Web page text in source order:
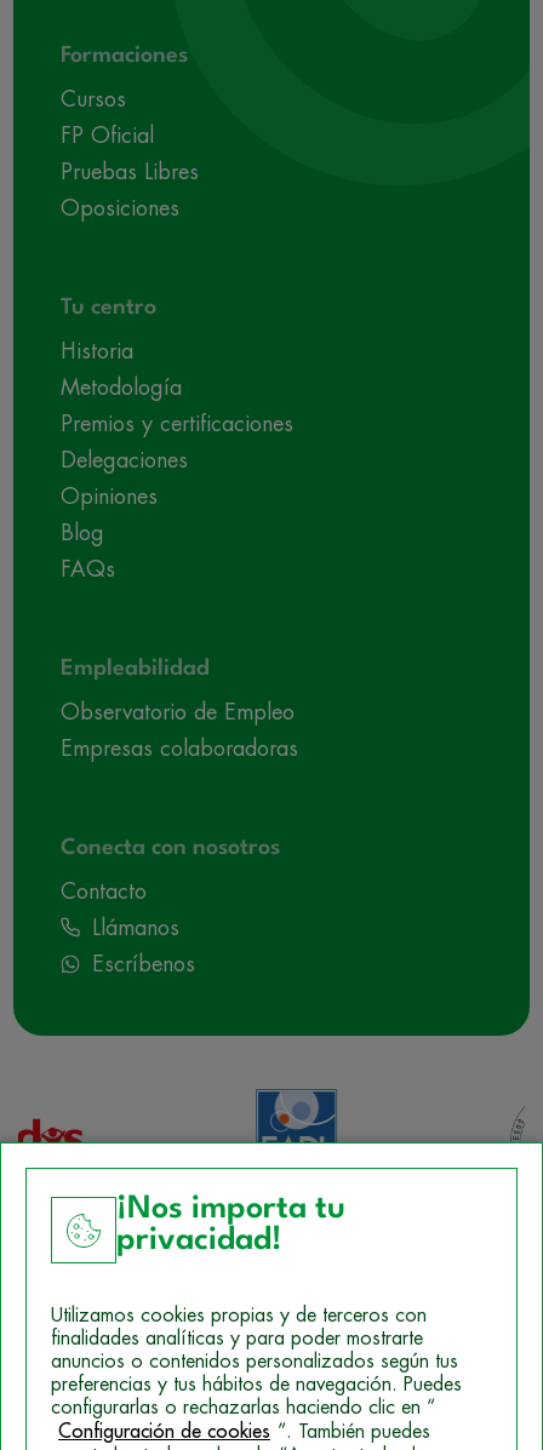
Formaciones
Cursos
FP Oficial
Pruebas Libres
Oposiciones
Tu centro
Historia
Metodología
Premios y certificaciones
Delegaciones
Opiniones
Blog
FAQs
Empleabilidad
Observatorio de Empleo
Empresas colaboradoras
Conecta con nosotros
Contacto
Llámanos
Escríbenos
Política de Cookies
Mapa del sitio
Politica de Privacidad
¡Nos importa tu
privacidad!
Utilizamos cookies propias y de terceros con
finalidades analíticas y para poder mostrarte
anuncios o contenidos personalizados según tus
preferencias y tus hábitos de navegación. Puedes
configurarlas o rechazarlas haciendo clic en “
Configuración de cookies ”. También puedes